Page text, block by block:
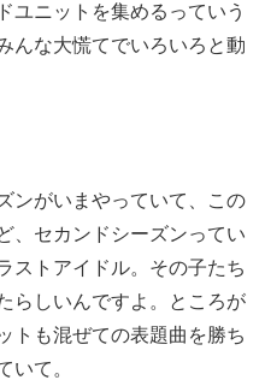
ユニットを集めるっていう
んな大慌てでいろいろと動
ンがいまやっていて、この
、セカンドシーズンってい
ストアイドル。その子たち
らしいんですよ。ところが
トも混ぜての表題曲を勝ち
いて。